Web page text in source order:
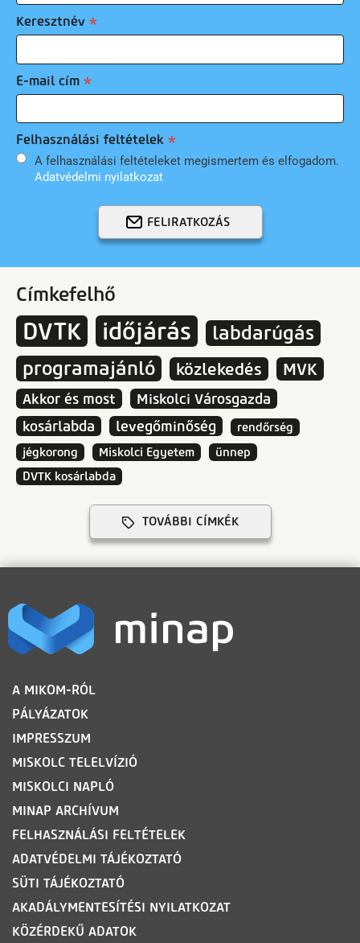
Keresztnév
E-mail cím
Felhasználási feltételek
A felhasználási feltételeket megismertem és elfogadom.
Adatvédelmi nyilatkozat
FELIRATKOZÁS
Címkefelhő
DVTK időjárás
labdarúgás
programajánló
közlekedés MVK
Akkor és most
Miskolci Városgazda
kosárlabda
levegőminőség
rendőrség
jégkorong
Miskolci Egyetem
ünnep
DVTK kosárlabda
TOVÁBBI CÍMKÉK
LÁBLÉC
A MIKOM-RÓL
PÁLYÁZATOK
IMPRESSZUM
MISKOLC TELELVÍZIÓ
MISKOLCI NAPLÓ
MINAP ARCHÍVUM
FELHASZNÁLÁSI FELTÉTELEK
ADATVÉDELMI TÁJÉKOZTATÓ
SÜTI TÁJÉKOZTATÓ
AKADÁLYMENTESÍTÉSI NYILATKOZAT
KÖZÉRDEKŰ ADATOK